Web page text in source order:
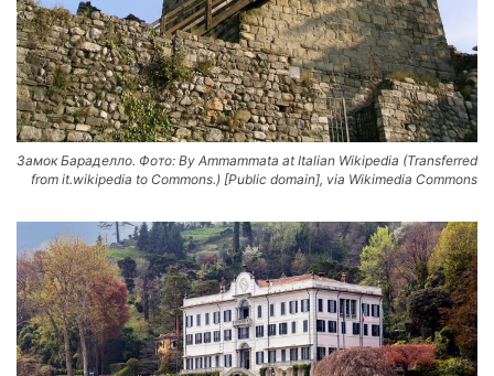
Замок Бараделло. Фото: By Ammammata at Italian Wikipedia (Transferred
from it.wikipedia to Commons.) [Public domain], via Wikimedia Commons